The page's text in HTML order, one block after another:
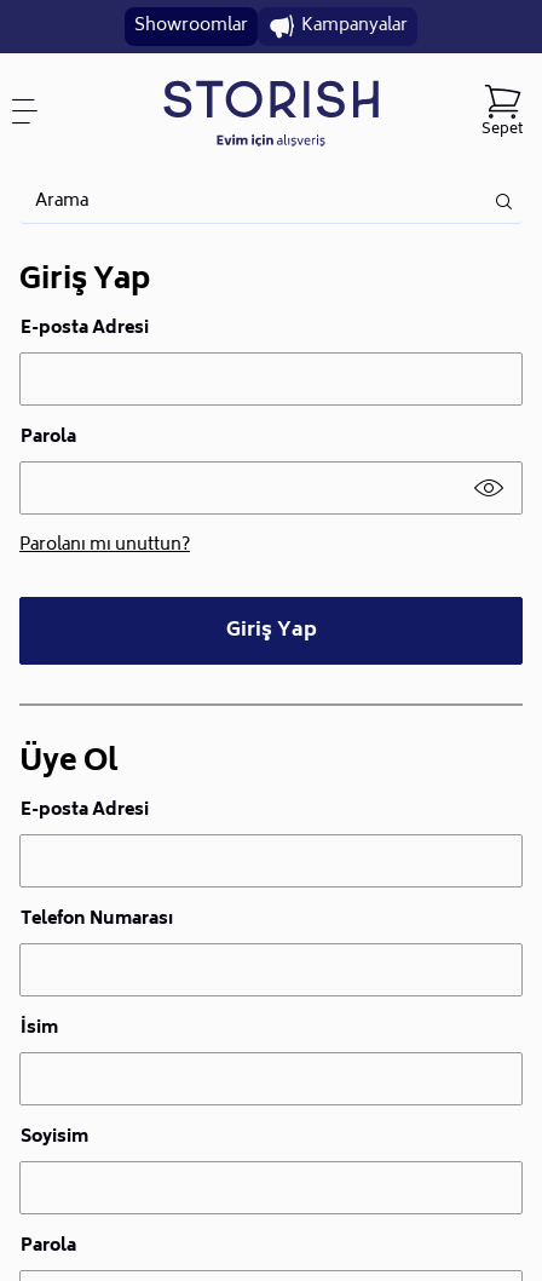
Showroomlar Kampanyalar
Sepet
Giriş Yap
E-posta Adresi
Parola
Parolanı mı unuttun?
Giriş Yap
Üye Ol
E-posta Adresi
Telefon Numarası
İsim
Soyisim
Parola